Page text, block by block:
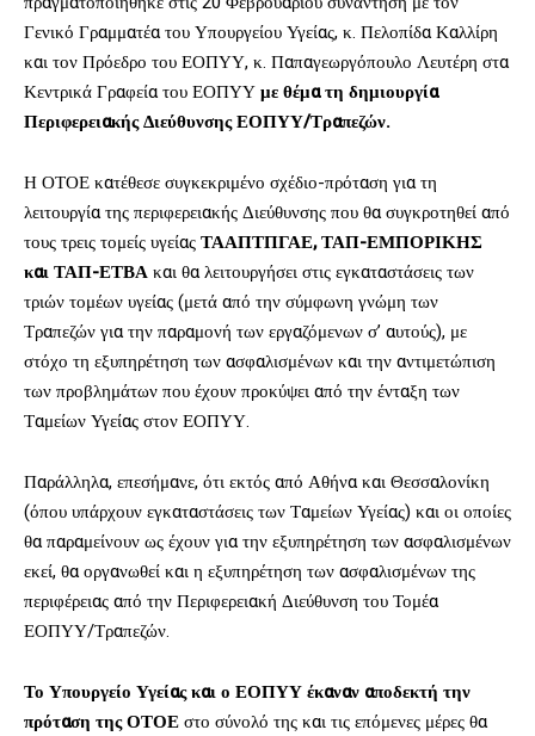
Γενικό Γραμματέα του Υπουργείου Υγείας, κ. Πελοπίδα Καλλίρη
και τον Πρόεδρο του ΕΟΠΥΥ, κ. Παπαγεωργόπουλο Λευτέρη στα
Κεντρικά Γραφεία του ΕΟΠΥΥμε θέμα τη δημιουργία
Περιφερειακής Διεύθυνσης ΕΟΠΥΥ/Τραπεζών.
Η ΟΤΟΕ κατέθεσε συγκεκριμένο σχέδιο-πρόταση για τη
λειτουργία της περιφερειακής Διεύθυνσης που θα συγκροτηθεί από
τους τρεις τομείς υγείαςΤΑΑΠΤΠΓΑΕ, ΤΑΠ-ΕΜΠΟΡΙΚΗΣ
και ΤΑΠ-ΕΤΒΑκαι θα λειτουργήσει στις εγκαταστάσεις των
τριών τομέων υγείας (μετά από την σύμφωνη γνώμη των
Τραπεζών για την παραμονή των εργαζόμενων σ’ αυτούς), με
στόχο τη εξυπηρέτηση των ασφαλισμένων και την αντιμετώπιση
των προβλημάτων που έχουν προκύψει από την ένταξη των
Ταμείων Υγείας στον ΕΟΠΥΥ.
Παράλληλα, επεσήμανε, ότι εκτός από Αθήνα και Θεσσαλονίκη
(όπου υπάρχουν εγκαταστάσεις των Ταμείων Υγείας) και οι οποίες
θα παραμείνουν ως έχουν για την εξυπηρέτηση των ασφαλισμένων
εκεί, θα οργανωθεί και η εξυπηρέτηση των ασφαλισμένων της
περιφέρειας από την Περιφερειακή Διεύθυνση του Τομέα
ΕΟΠΥΥ/Τραπεζών.
Το Υπουργείο Υγείας και ο ΕΟΠΥΥ έκαναν αποδεκτή την
πρόταση της ΟΤΟΕστο σύνολό της και τις επόμενες μέρες θα